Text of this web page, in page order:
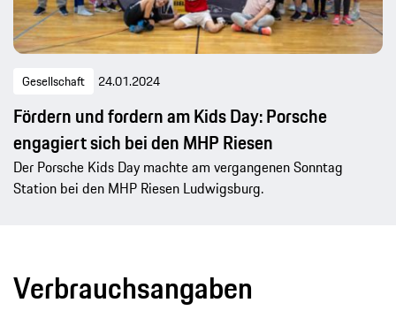
Gesellschaft 24.01.2024
Fördern und fordern am Kids Day: Porsche
engagiert sich bei den MHP Riesen
Der Porsche Kids Day machte am vergangenen Sonntag
Station bei den MHP Riesen Ludwigsburg.
Verbrauchsangaben